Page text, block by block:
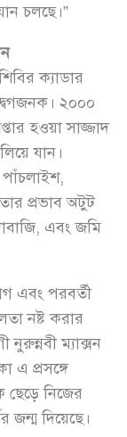
চলছে।”
ক্যাডার
২০০০
হওয়া সাজ্জাদ
যান।
পাঁচলাইশ,
প্রভাব অটুট
এবং জমি
এবং পরবর্তী
নষ্ট করার
নুরুন্নবী ম্যাক্সন
এ প্রসঙ্গে
ছেড়ে নিজের
জন্ম দিয়েছে।